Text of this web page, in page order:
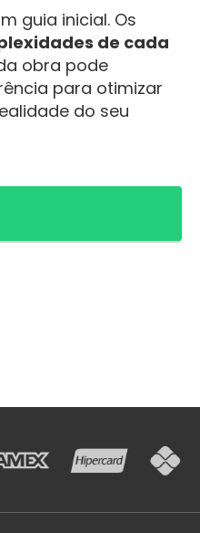
guia inicial. Os
de cada
obra pode
para otimizar
do seu